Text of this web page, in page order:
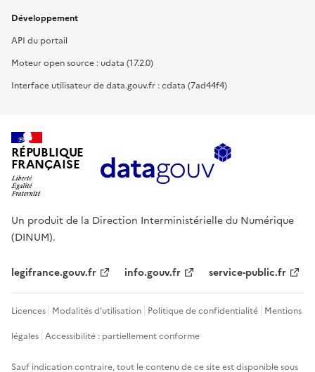
Développement
API du portail
Moteur open source : udata (17.2.0)
Interface utilisateur de data.gouv.fr : cdata (7ad44f4)
RÉPUBLIQUE
FRANÇAISE
Un produit de la Direction Interministérielle du Numérique
(DINUM).
legifrance.gouv.fr info.gouv.fr service-public.fr
Licences Modalités d'utilisation Politique de confidentialité Mentions
légales Accessibilité : partiellement conforme
Sauf indication contraire, tout le contenu de ce site est disponible sous